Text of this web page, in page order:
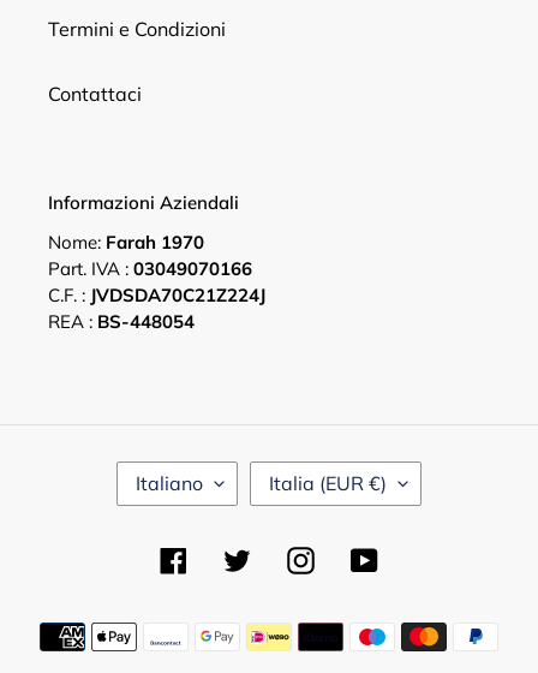
Termini e Condizioni
Contattaci
Informazioni Aziendali
Nome: Farah 1970
Part. IVA : 03049070166
C.F. : JVDSDA70C21Z224J
REA : BS-448054
L
I
Italiano
P
A
S
R
E
Italia (EUR €)
FacebookTwitterInstagramYouTube
Metodi
di